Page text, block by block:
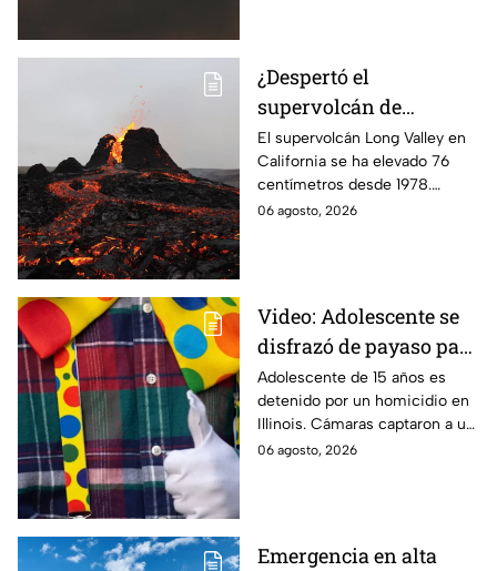
¿Despertó el
supervolcán de
California? Esto se sabe
de la inusual elevación
de Long Valley
El supervolcán Long Valley en
California se ha elevado 76
centímetros desde 1978.
Expertos monitorean su
06 agosto, 2026
Video: Adolescente se
disfrazó de payaso para
quitarle la vida a un
abuelito
Adolescente de 15 años es
detenido por un homicidio en
Illinois. Cámaras captaron a un
supuesto sospechoso con
06 agosto, 2026
Emergencia en alta